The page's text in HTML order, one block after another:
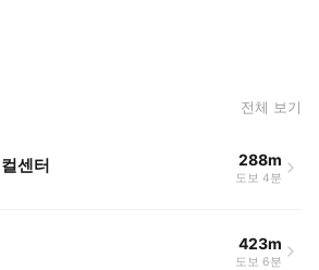
전체 보기
센터 288m
도보 4분
423m
도보 6분